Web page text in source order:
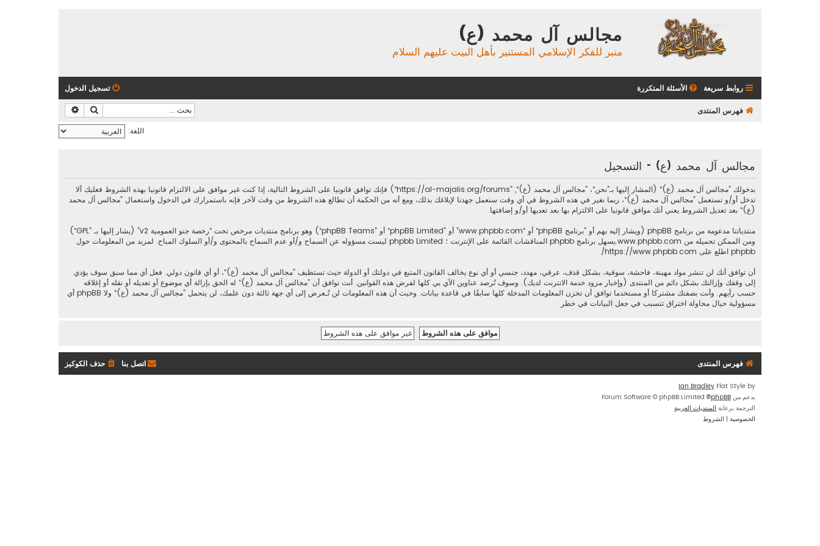
مجالس آل محمد (ع)
منبر للفكر الإسلامي المستنير بأهل البيت عليهم السلام
روابط سريعة الأسئلة المتكررة تسجيل الدخول
فهرس المنتدى بحث
اللغة:
مجالس آل محمد (ع) - التسجيل
بدخولك ”مجالس آل محمد (ع)“ (المشار إليها بـ”نحن“، ”مجالس آل محمد (ع)“, ”https://al-majalis.org/forums“) فإنك توافق قانونيا على الشروط التالية، إذا كنت غير موافق على الالتزام قانونيا بهذه الشروط فعليك ألا
تدخل أو/و تستعمل ”مجالس آل محمد (ع)“، ربما نغير في هذه الشروط في أي وقت سنعمل جهدنا لإبلاغك بذلك، ومع أنه من الحكمة أن تطالع هذه الشروط من وقت لآخر فإنه باستمرارك في الدخول واستعمال ”مجالس آل محمد
(ع)“ بعد تعديل الشروط يعني أنك موافق قانونيا على الالتزام بها بعد تعديها أو/و إضافتها.
منتدياتنا مدعومة من برنامج phpBB (ويشار إليه بهم أو ”برنامج phpBB“ أو “www.phpbb.com” أو ”phpBB Limited“ أو ”phpBB Teams“) وهو برنامج منتديات مرخص تحت “
رخصة جنو العمومية v2
” (يشار إليها بـ ”GPL“)
ومن الممكن تحميله من www.phpbb.com
.يسهل برنامج phpbb المناقشات القائمة على الإنترنت ؛ phpbb Limited ليست مسؤوله عن السماح و/أو عدم السماح بالمحتوى و/أو السلوك المباح. لمزيد من المعلومات حول
phpbb اطلع على
https://www.phpbb.com/
.
أن توافق أنك لن تنشر مواد مهينة، فاحشة، سوقية، بشكل قذف، عرقي، مهدد، جنسي أو أي نوع يخالف القانون المتبع في دولتك أو الدولة حيث تستظيف ”مجالس آل محمد (ع)“، أو أي قانون دولي. فعل أي مما سبق سوف يؤدي
إلى وقفك وإزالتك بشكل دائم من المنتدى (وإخبار مزود خدمة الانترنت لديك). وسوف تُرصد عناوين الآي بي كلها لفرض هذه القوانين. أنت توافق أن ”مجالس آل محمد (ع)“ له الحق بإزالة أي موضوع أو تعديله أو نقله أو إغلاقه
حسب رأيهم. وأنت بصفتك مشتركا أو مستخدما توافق أن تخزن المعلومات المدخلة كلها سابقًا في قاعدة بيانات. وحيث أن هذه المعلومات لن تُـعرض إلى أي جهة ثالثة دون علمك، لن يتحمل ”مجالس آل محمد (ع)“ ولا phpBB أي
مسؤولية حيال محاولة اختراق تتسبب في جعل البيانات في خطر
فهرس المنتدى حذف الكوكيز اتصل بنا
Flat Style by
Ian Bradley
بدعم من phpBB
® Forum Software © phpBB Limited
الترجمة برعاية المنتديات العربية
الخصوصية | الشروط